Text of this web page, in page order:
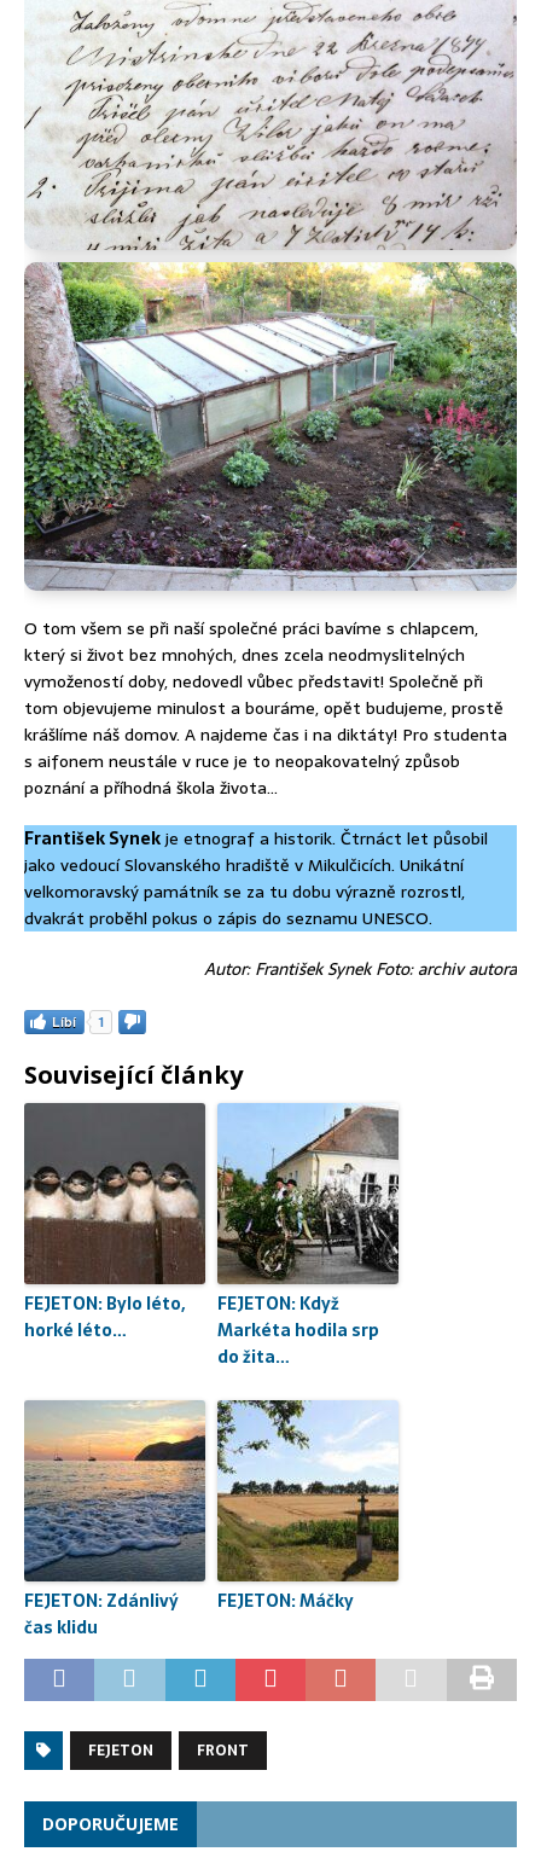
O tom všem se při naší společné práci bavíme s chlapcem,
který si život bez mnohých, dnes zcela neodmyslitelných
vymožeností doby, nedovedl vůbec představit! Společně při
tom objevujeme minulost a bouráme, opět budujeme, prostě
krášlíme náš domov. A najdeme čas i na diktáty! Pro studenta
s aifonem neustále v ruce je to neopakovatelný způsob
poznání a příhodná škola života…
František Synekje etnograf a historik. Čtrnáct let působil
jako vedoucí Slovanského hradiště v Mikulčicích. Unikátní
velkomoravský památník se za tu dobu výrazně rozrostl,
dvakrát proběhl pokus o zápis do seznamu UNESCO.
Autor: František Synek Foto: archiv autora
Líbí 1
Související články
FEJETON: Bylo léto,
horké léto…
FEJETON: Když
Markéta hodila srp
do žita…
FEJETON: Zdánlivý
čas klidu
FEJETON: Máčky
FEJETON FRONT
DOPORUČUJEME